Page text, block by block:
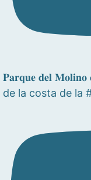
𝐏𝐚𝐫𝐪𝐮𝐞 𝐝𝐞𝐥
de la costa de la